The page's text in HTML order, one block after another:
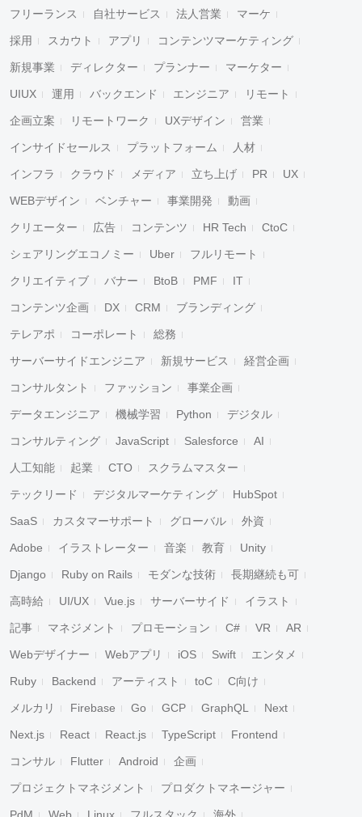
フリーランス 自社サービス 法人営業 マーケ
採用 スカウト アプリ コンテンツマーケティング
新規事業 ディレクター プランナー マーケター
UIUX 運用 バックエンド エンジニア リモート
企画立案 リモートワーク UXデザイン 営業
インサイドセールス プラットフォーム 人材
インフラ クラウド メディア 立ち上げ PR UX
WEBデザイン ベンチャー 事業開発 動画
クリエーター 広告 コンテンツ HR Tech CtoC
シェアリングエコノミー Uber フルリモート
クリエイティブ バナー BtoB PMF IT
コンテンツ企画 DX CRM ブランディング
テレアポ コーポレート 総務
サーバーサイドエンジニア 新規サービス 経営企画
コンサルタント ファッション 事業企画
データエンジニア 機械学習 Python デジタル
コンサルティング JavaScript Salesforce AI
人工知能 起業 CTO スクラムマスター
テックリード デジタルマーケティング HubSpot
SaaS カスタマーサポート グローバル 外資
Adobe イラストレーター 音楽 教育 Unity
Django Ruby on Rails モダンな技術 長期継続も可
高時給 UI/UX Vue.js サーバーサイド イラスト
記事 マネジメント プロモーション C# VR AR
Webデザイナー Webアプリ iOS Swift エンタメ
Ruby Backend アーティスト toC C向け
メルカリ Firebase Go GCP GraphQL Next
Next.js React React.js TypeScript Frontend
コンサル Flutter Android 企画
プロジェクトマネジメント プロダクトマネージャー